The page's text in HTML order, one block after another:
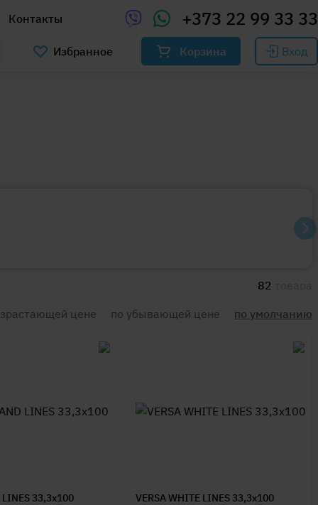
Контакты +373 22 99 33 33
Избранное Корзина Вход
82
цене
по убывающей цене по умолчанию
LINES 33,3x100 VERSA WHITE LINES 33,3x100